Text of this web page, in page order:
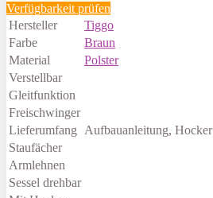
Verfügbarkeit prüfen
Hersteller
Tiggo
Farbe
Braun
Material
Polster
Verstellbar
Gleitfunktion
Freischwinger
Lieferumfang
Aufbauanleitung, Hocker
Staufächer
Armlehnen
Sessel drehbar